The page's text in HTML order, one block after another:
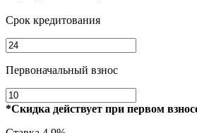
Срок кредитования
Первоначальный взнос
*Скидка действует при первом